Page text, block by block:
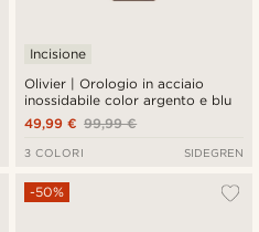
Olivier | Orologio in acciaio
inossidabile color argento e blu
Incisione
99,99 €
49,99 €
3 COLORI SIDEGREN
-50%